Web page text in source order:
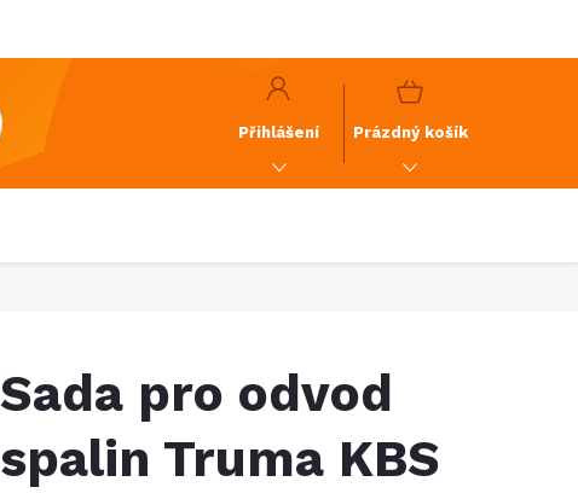
Přihlášení
NÁKUPNÍ
Prázdný košík
Sada pro odvod
spalin Truma KBS